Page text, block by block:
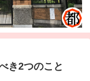
き2つのこと